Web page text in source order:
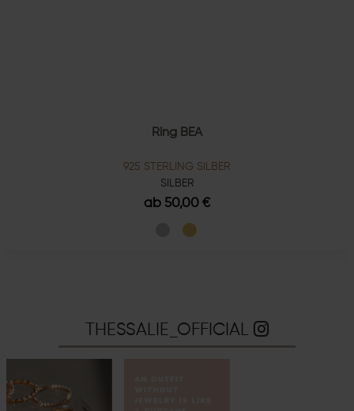
Ring BEA
925 STERLING SILBER
SILBER
ab 50,00 €
THESSALIE_OFFICIAL